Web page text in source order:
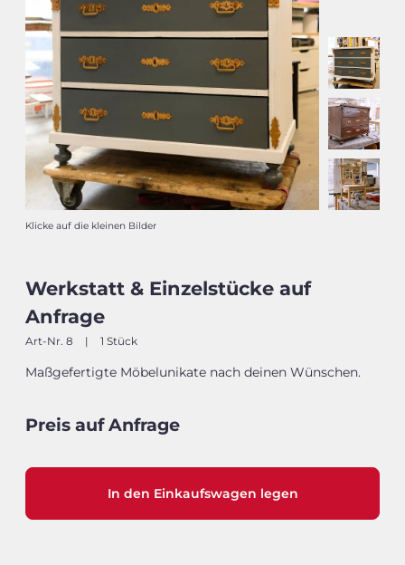
Klicke auf die kleinen Bilder
Werkstatt & Einzelstücke auf
Anfrage
Art-Nr. 8 | 1 Stück
Maßgefertigte Möbelunikate nach deinen Wünschen.
Preis auf Anfrage
In den Einkaufswagen legen